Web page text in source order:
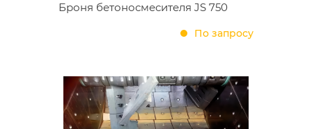
Броня бетоносмесителя JS 750
По запросу